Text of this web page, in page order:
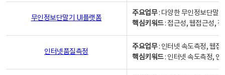
무인정보단말기 UI플랫폼
주요업무: 다양한 무인정보단말
핵심키워드: 접근성, 웹접근성,
인터넷품질측정
주요업무: 인터넷 속도측정, 웹접
핵심키워드: 인터넷 속도측정, 인